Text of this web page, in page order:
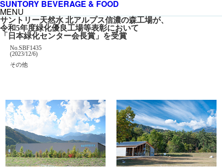
SUNTORY BEVERAGE & FOOD
MENU
サントリー天然水 北アルプス信濃の森工場が、
令和5年度緑化優良工場等表彰において
「日本緑化センター会長賞」を受賞
掲載番号
No.SBF1435
掲載日
(2023/12/6)
カテゴリー
その他